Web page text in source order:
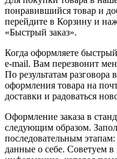
понравившийся товар и
перейдите в Корзину и
«Быстрый заказ».
Когда оформляете
e-mail. Вам перезвонит
По результатам
оформления товара на
доставки и радоваться
Оформление заказа в
следующим образом.
последовательным
данные о себе. Советуем в